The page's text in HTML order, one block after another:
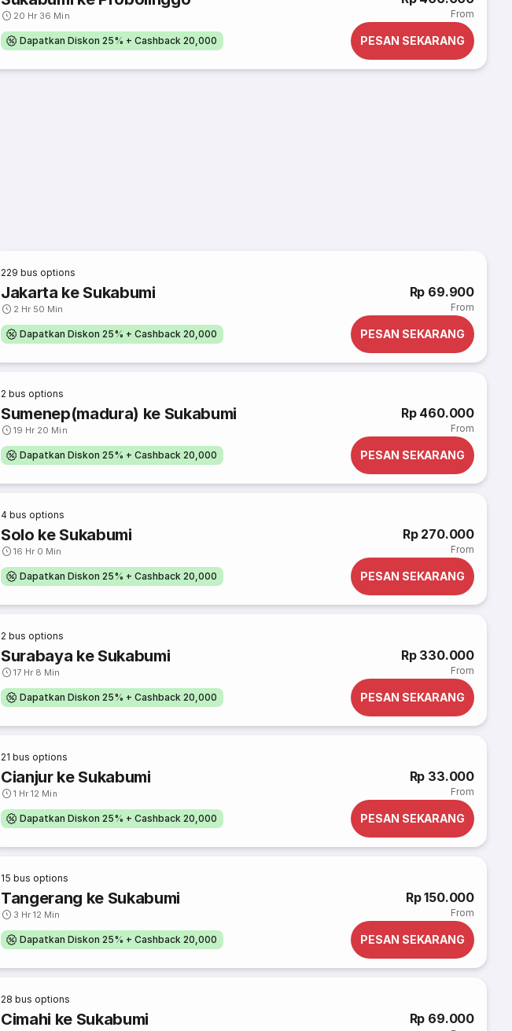
20 Hr 36 Min From
Dapatkan Diskon 25% + Cashback 20,000 PESAN SEKARANG
229 bus options
Jakarta ke Sukabumi
2 Hr 50 Min
Rp 69.900
From
Dapatkan Diskon 25% + Cashback 20,000 PESAN SEKARANG
2 bus options
Sumenep(madura) ke Sukabumi
19 Hr 20 Min
Rp 460.000
From
Dapatkan Diskon 25% + Cashback 20,000 PESAN SEKARANG
4 bus options
Solo ke Sukabumi
16 Hr 0 Min
Rp 270.000
From
Dapatkan Diskon 25% + Cashback 20,000 PESAN SEKARANG
2 bus options
Surabaya ke Sukabumi
17 Hr 8 Min
Rp 330.000
From
Dapatkan Diskon 25% + Cashback 20,000 PESAN SEKARANG
21 bus options
Cianjur ke Sukabumi
1 Hr 12 Min
Rp 33.000
From
Dapatkan Diskon 25% + Cashback 20,000 PESAN SEKARANG
15 bus options
Tangerang ke Sukabumi
3 Hr 12 Min
Rp 150.000
From
Dapatkan Diskon 25% + Cashback 20,000 PESAN SEKARANG
28 bus options
Cimahi ke Sukabumi Rp 69.000